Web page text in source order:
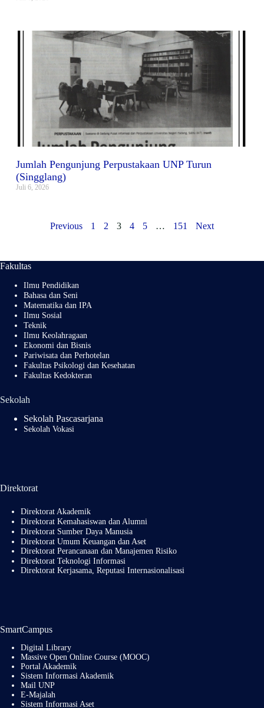
Jumlah Pengunjung Perpustakaan UNP Turun
(Singglang)
Juli 6, 2026
Previous 1 2 3 4 5 … 151 Next
Fakultas
Ilmu Pendidikan
Bahasa dan Seni
Matematika dan IPA
Ilmu Sosial
Teknik
Ilmu Keolahragaan
Ekonomi dan Bisnis
Pariwisata dan Perhotelan
Fakultas Psikologi dan Kesehatan
Fakultas Kedokteran
Sekolah
Sekolah Pascasarjana
Sekolah Vokasi
Direktorat
Direktorat Akademik
Direktorat Kemahasiswan dan Alumni
Direktorat Sumber Daya Manusia
Direktorat Umum Keuangan dan Aset
Direktorat Perancanaan dan Manajemen Risiko
Direktorat Teknologi Informasi
Direktorat Kerjasama, Reputasi Internasionalisasi
SmartCampus
Digital Library
Massive Open Online Course (MOOC)
Portal Akademik
Sistem Informasi Akademik
Mail UNP
E-Majalah
Sistem Informasi Aset